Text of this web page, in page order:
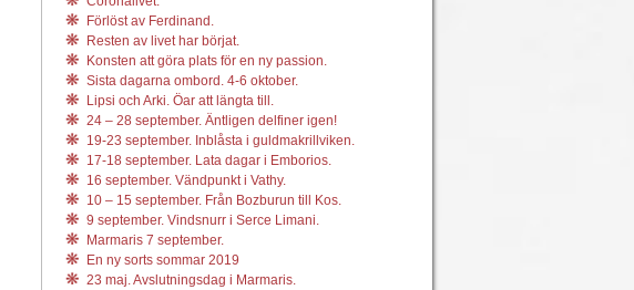
Förlöst av Ferdinand.
Resten av livet har börjat.
Konsten att göra plats för en ny passion.
Sista dagarna ombord. 4-6 oktober.
Lipsi och Arki. Öar att längta till.
24 – 28 september. Äntligen delfiner igen!
19-23 september. Inblåsta i guldmakrillviken.
17-18 september. Lata dagar i Emborios.
16 september. Vändpunkt i Vathy.
10 – 15 september. Från Bozburun till Kos.
9 september. Vindsnurr i Serce Limani.
Marmaris 7 september.
En ny sorts sommar 2019
23 maj. Avslutningsdag i Marmaris.